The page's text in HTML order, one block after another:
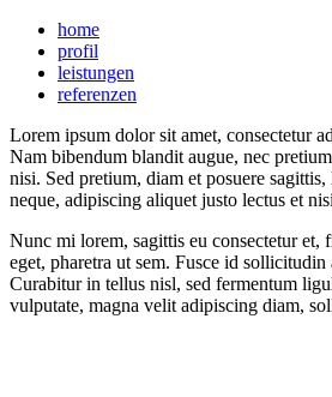
home
profil
leistungen
referenzen
Lorem ipsum dolor sit amet, consectetur
Nam bibendum blandit augue, nec
nisi. Sed pretium, diam et posuere
neque, adipiscing aliquet justo lectus et
Nunc mi lorem, sagittis eu consectetur et,
eget, pharetra ut sem. Fusce id
Curabitur in tellus nisl, sed fermentum
vulputate, magna velit adipiscing diam,